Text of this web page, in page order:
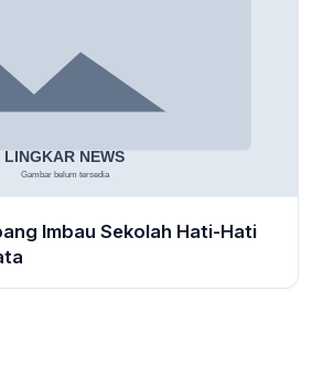
Imbau Sekolah Hati-Hati